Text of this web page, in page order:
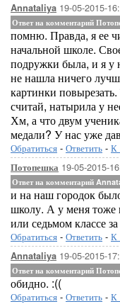
Annataliya 19-05-2015-
Ответ на комментарий
помню. Правда, я ее
начальной школе.
подружки была, и я у
не нашла ничего
картинки
считай, натырила у
Хм, а что двум
медали? У нас уже
Обратиться - Ответить - К
Потопешка 19-05-2015-
Ответ на комментарий
и на наш городок
школу. А у меня тоже
или седьмом классе
Обратиться - Ответить - К
Annataliya 19-05-2015-
Ответ на комментарий
обидно. :((
Обратиться - Ответить - К